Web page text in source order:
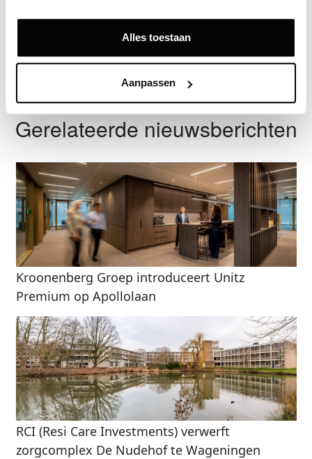
Alles toestaan
Aanpassen
Gerelateerde nieuwsberichten
Kroonenberg Groep introduceert Unitz
Premium op Apollolaan
RCI (Resi Care Investments) verwerft
zorgcomplex De Nudehof te Wageningen